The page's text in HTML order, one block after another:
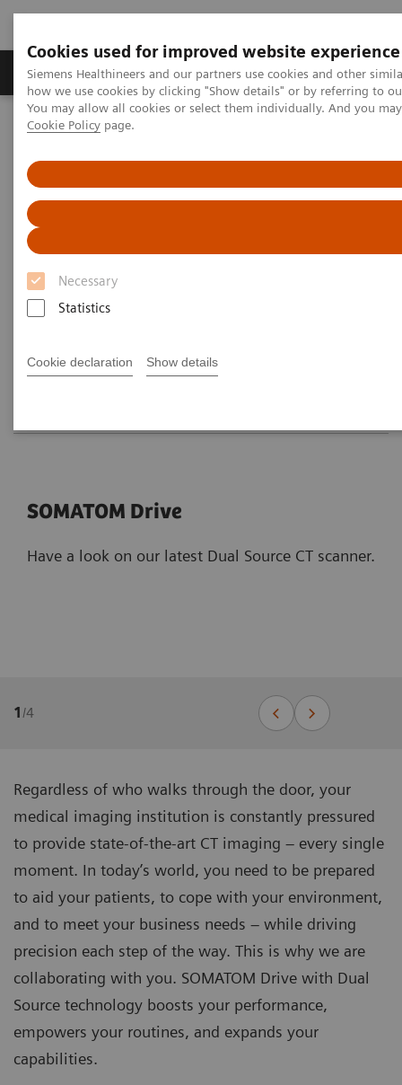
Cookies used for improved website experience
Siemens Healthineers and our partners use cookies and other
how we use cookies by clicking "Show details" or by referring to
You may allow all cookies or select them individually. And you
Cookie Policy page.
Necessary
Statistics
Cookie declaration Show details
Productos y servicios Especialidades clínicas
Home
Diagnóstico médico por imagen
SOMATOM Drive
SOMATOM Drive
Drive precision for all.
SOMATOM Drive
Have a look on our latest Dual Source CT scanner.
1/4
Regardless of who walks through the door, your
medical imaging institution is constantly pressured
to provide state-of-the-art CT imaging – every single
moment. In today’s world, you need to be prepared
to aid your patients, to cope with your environment,
and to meet your business needs – while driving
precision each step of the way. This is why we are
collaborating with you. SOMATOM Drive with Dual
Source technology boosts your performance,
empowers your routines, and expands your
capabilities.